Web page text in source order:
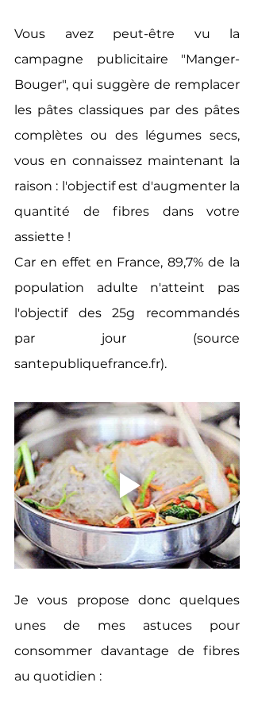
Vous avez peut-être vu la
campagne publicitaire "Manger-
Bouger", qui suggère de remplacer
les pâtes classiques par des pâtes
complètes ou des légumes secs,
vous en connaissez maintenant la
raison : l'objectif est d'augmenter la
quantité de fibres dans votre
assiette !
Car en effet en France, 89,7% de la
population adulte n'atteint pas
l'objectif des 25g recommandés
par jour (source
santepubliquefrance.fr).
Je vous propose donc quelques
unes de mes astuces pour
consommer davantage de fibres
au quotidien :